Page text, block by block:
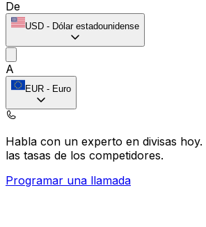
De
USD - Dólar estadounidense
A
EUR - Euro
Habla con un experto en divisas hoy.
las tasas de los competidores.
Programar una llamada